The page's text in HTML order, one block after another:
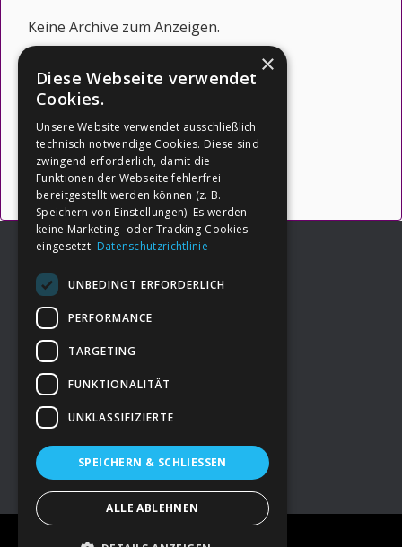
Keine Archive zum Anzeigen.
Categories
Uncategorized
Footer
→Deine Spende
→Impressum
→Kontakt zum PAO Team
×
Diese Webseite verwendet
Cookies.
Unsere Website verwendet ausschließlich
technisch notwendige Cookies. Diese sind
zwingend erforderlich, damit die
Funktionen der Webseite fehlerfrei
bereitgestellt werden können (z. B.
Speichern von Einstellungen). Es werden
keine Marketing- oder Tracking-Cookies
eingesetzt. Datenschutzrichtlinie
UNBEDINGT ERFORDERLICH
PERFORMANCE
TARGETING
FUNKTIONALITÄT
UNKLASSIFIZIERTE
SPEICHERN & SCHLIESSEN
ALLE ABLEHNEN